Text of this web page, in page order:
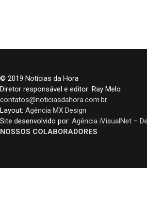
© 2019 Notícias da Hora
Diretor responsável e editor: Ray Melo
contatos@noticiasdahora.com.br
Layout: Agência MX Design
Site desenvolvido por: Agência iVisualNet –
NOSSOS COLABORADORES